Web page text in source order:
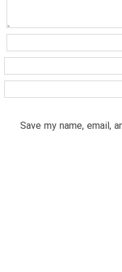
Save my name, email,